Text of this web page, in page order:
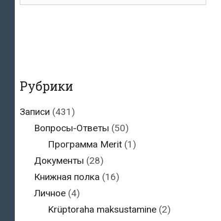
Рубрики
Записи (431)
Вопросы-Ответы (50)
Программа Merit (1)
Документы (28)
Книжная полка (16)
Личное(4)
Krüptoraha maksustamine (2)